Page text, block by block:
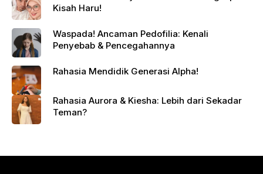
Kisah Haru!
Waspada! Ancaman Pedofilia: Kenali
Penyebab & Pencegahannya
Rahasia Mendidik Generasi Alpha!
Rahasia Aurora & Kiesha: Lebih dari Sekadar
Teman?